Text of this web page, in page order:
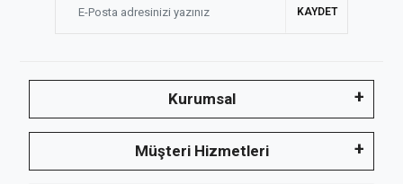
KAYDET
Kurumsal
Müşteri Hizmetleri